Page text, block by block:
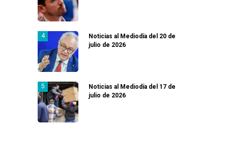
Noticias al Mediodía del 20 de
julio de 2026
Noticias al Mediodía del 17 de
julio de 2026